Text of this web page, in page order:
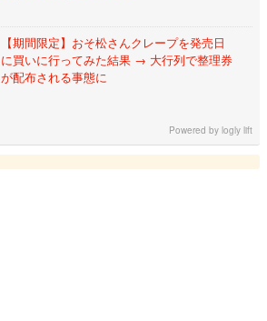
【期間限定】おそ松さんクレープを発売日
に買いに行ってみた結果 → 大行列で整理券
が配布される事態に
Powered bylogly lift